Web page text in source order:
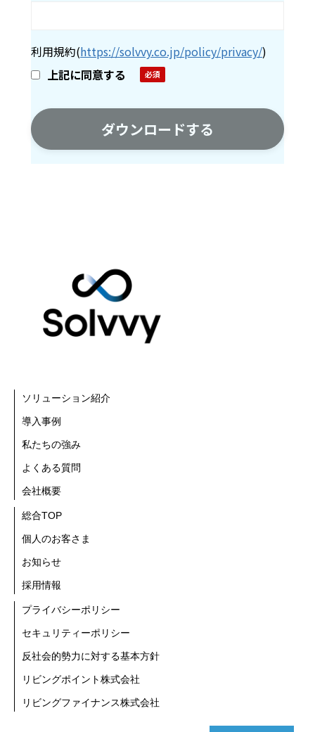
利用規約(https://solvvy.co.jp/policy/privacy/)
上記に同意する
ソリューション紹介
導入事例
私たちの強み
よくある質問
会社概要
総合TOP
個人のお客さま
お知らせ
採用情報
プライバシーポリシー
セキュリティーポリシー
反社会的勢力に対する基本方針
リビングポイント株式会社
リビングファイナンス株式会社